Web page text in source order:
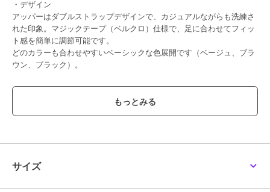
・デザイン
アッパーはダブルストラップデザインで、カジュアルながらも洗練さ
れた印象。マジックテープ（ベルクロ）仕様で、足に合わせてフィッ
ト感を簡単に調節可能です。
どのカラーも合わせやすいベーシックな色展開です（ベージュ、ブラ
ウン、ブラック）。
【素材・機能性】
・超軽量ソール: 長時間歩いても疲れにくい軽量なEVAソールを使用
しています。
・汎用性: デイリーユースはもちろん、ビーチやワンマイルシューズ
サイズ